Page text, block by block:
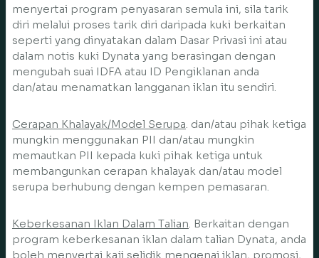
menyertai program penyasaran semula ini, sila tarik
diri melalui proses tarik diri daripada kuki berkaitan
seperti yang dinyatakan dalam Dasar Privasi ini atau
dalam notis kuki Dynata yang berasingan dengan
mengubah suai IDFA atau ID Pengiklanan anda
dan/atau menamatkan langganan iklan itu sendiri.
Cerapan Khalayak/Model Serupa. dan/atau pihak ketiga
mungkin menggunakan PII dan/atau mungkin
memautkan PII kepada kuki pihak ketiga untuk
membangunkan cerapan khalayak dan/atau model
serupa berhubung dengan kempen pemasaran.
Keberkesanan Iklan Dalam Talian. Berkaitan dengan
program keberkesanan iklan dalam talian Dynata, anda
boleh menyertai kaji selidik mengenai iklan, promosi,